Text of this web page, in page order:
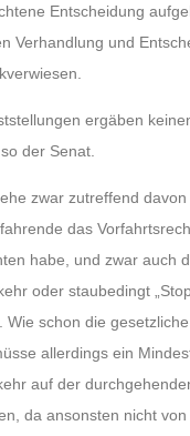
Entscheidung
Verhandlung und
ergäben
der Senat.
zwar zutreffend
das
habe, und zwar auch
oder staubedingt
Wie schon die
allerdings ein
auf der
da ansonsten nicht von